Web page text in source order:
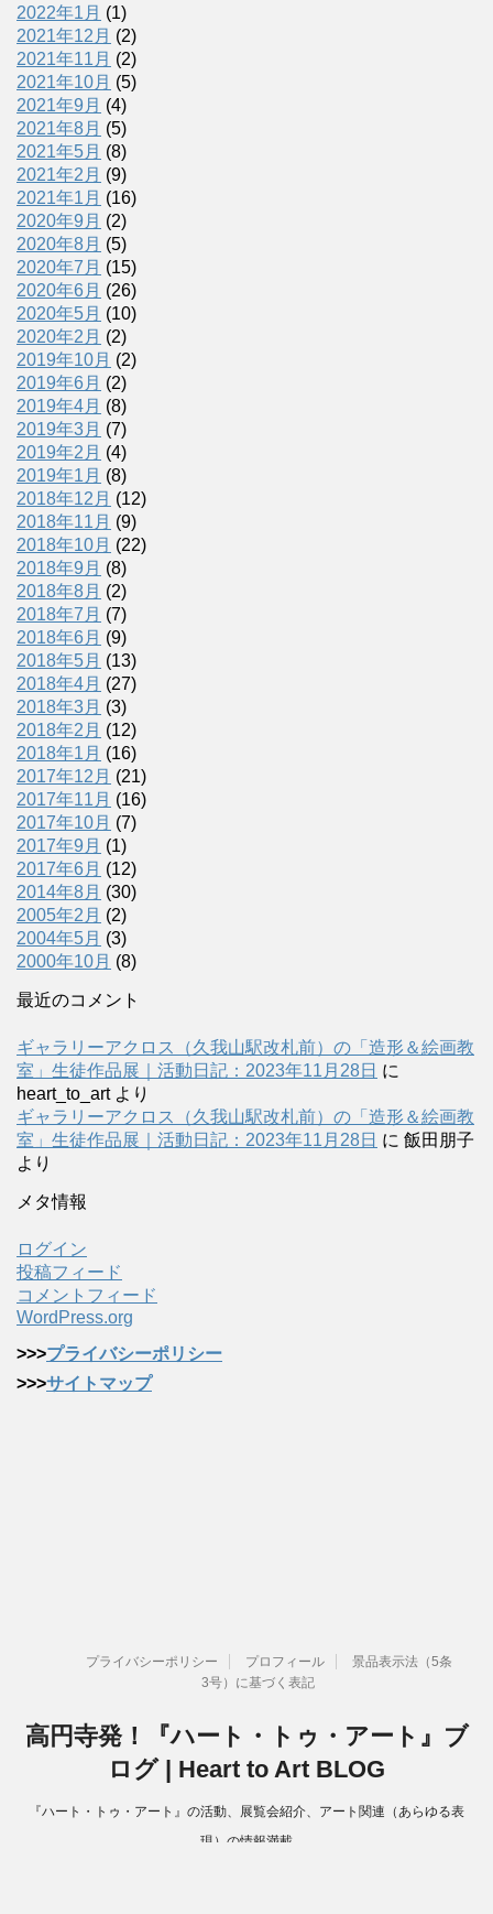
2022年1月 (1)
2021年12月 (2)
2021年11月 (2)
2021年10月 (5)
2021年9月 (4)
2021年8月 (5)
2021年5月 (8)
2021年2月 (9)
2021年1月 (16)
2020年9月 (2)
2020年8月 (5)
2020年7月 (15)
2020年6月 (26)
2020年5月 (10)
2020年2月 (2)
2019年10月 (2)
2019年6月 (2)
2019年4月 (8)
2019年3月 (7)
2019年2月 (4)
2019年1月 (8)
2018年12月 (12)
2018年11月 (9)
2018年10月 (22)
2018年9月 (8)
2018年8月 (2)
2018年7月 (7)
2018年6月 (9)
2018年5月 (13)
2018年4月 (27)
2018年3月 (3)
2018年2月 (12)
2018年1月 (16)
2017年12月 (21)
2017年11月 (16)
2017年10月 (7)
2017年9月 (1)
2017年6月 (12)
2014年8月 (30)
2005年2月 (2)
2004年5月 (3)
2000年10月 (8)
最近のコメント
ギャラリーアクロス（久我山駅改札前）の「造形＆絵画教
室」生徒作品展｜活動日記：2023年11月28日 に
heart_to_artより
ギャラリーアクロス（久我山駅改札前）の「造形＆絵画教
室」生徒作品展｜活動日記：2023年11月28日 に 飯田朋子
より
メタ情報
ログイン
投稿フィード
コメントフィード
WordPress.org
>>>プライバシーポリシー
>>>サイトマップ
プライバシーポリシー プロフィール
景品表示法（5条
3号）に基づく表記
高円寺発！『ハート・トゥ・アート』ブ
ログ | Heart to Art BLOG
『ハート・トゥ・アート』の活動、展覧会紹介、アート関連（あらゆる表
現）の情報満載